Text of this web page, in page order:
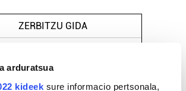
arduratsua
kideek sure informacio pertsonala,
ZERBITZU GIDA